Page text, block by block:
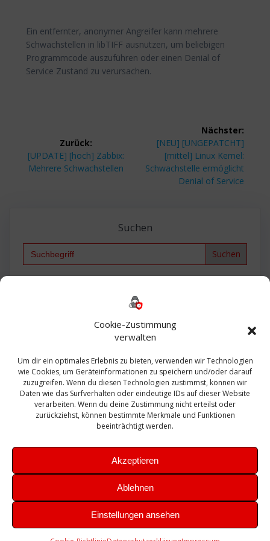
Cookie-Zustimmung
verwalten
Um dir ein optimales Erlebnis zu bieten, verwenden wir Technologien
wie Cookies, um Geräteinformationen zu speichern und/oder darauf
zuzugreifen. Wenn du diesen Technologien zustimmst, können wir
Daten wie das Surfverhalten oder eindeutige IDs auf dieser Website
verarbeiten. Wenn du deine Zustimmung nicht erteilst oder
zurückziehst, können bestimmte Merkmale und Funktionen
beeinträchtigt werden.
Akzeptieren
Ablehnen
Einstellungen ansehen
Ein entfernter, anonymer Angreifer kann mehrere
Schwachstellen in libTIFF ausnutzen, um beliebigen
Programmcode auszuführen oder einen Denial of
Service Zustand zu verursachen.
Zurück:
Vorheriger
Beitrag:
[UPDATE] [hoch] Zabbix:
Mehrere Schwachstellen
Nächster:
Nächster
Beitrag:
[NEU] [UNGEPATCHT]
[mittel] Linux Kernel:
Schwachstelle ermöglicht
Denial of Service
Suchen
Search
Bautagebuch
Exchange firewall Fritzbox
Microsoft
Sanierung SBS Security Server Sicherheit
Sicherung SIEM Sophos SSL Ubuntu
Update Upgrade UTM VCenter VCSA Veeam
VMWare VPN WAZUH Windows
Zertifikat
Theme